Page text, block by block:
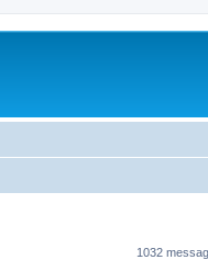
1032